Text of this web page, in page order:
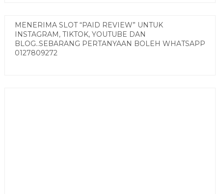
MENERIMA SLOT “PAID REVIEW” UNTUK
INSTAGRAM, TIKTOK, YOUTUBE DAN
BLOG..SEBARANG PERTANYAAN BOLEH WHATSAPP
0127809272